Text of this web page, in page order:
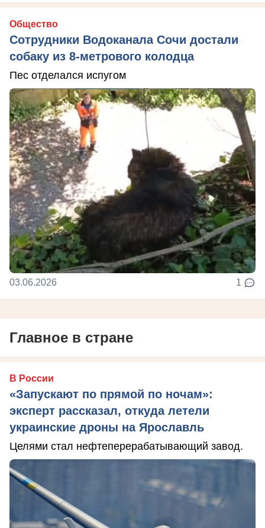
Общество
Сотрудники Водоканала Сочи достали
собаку из 8-метрового колодца
Пес отделался испугом
03.06.2026 1
Главное в стране
В России
«Запускают по прямой по ночам»:
эксперт рассказал, откуда летели
украинские дроны на Ярославль
Целями стал нефтеперерабатывающий завод.